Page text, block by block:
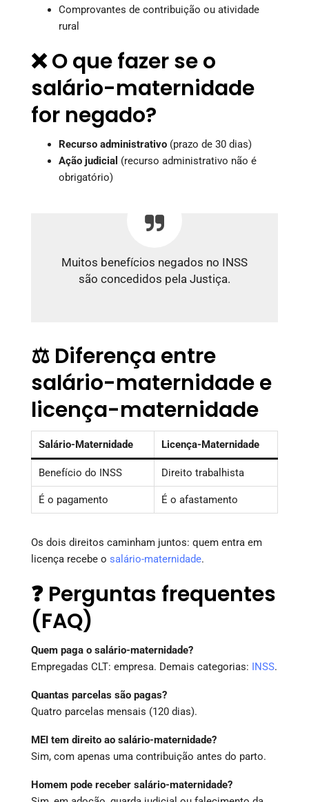
Comprovantes de contribuição ou atividade
rural
❌ O que fazer se o
salário-maternidade
for negado?
Recurso administrativo (prazo de 30 dias)
Ação judicial (recurso administrativo não é
obrigatório)
Muitos benefícios negados no INSS
são concedidos pela Justiça.
⚖️ Diferença entre
salário-maternidade e
licença-maternidade
Salário-Maternidade Licença-Maternidade
Benefício do INSS Direito trabalhista
É o pagamento É o afastamento
Os dois direitos caminham juntos: quem entra em
licença recebe o salário-maternidade.
❓ Perguntas frequentes
(FAQ)
Quem paga o salário-maternidade?
Empregadas CLT: empresa. Demais categorias: INSS.
Quantas parcelas são pagas?
Quatro parcelas mensais (120 dias).
MEI tem direito ao salário-maternidade?
Sim, com apenas uma contribuição antes do parto.
Homem pode receber salário-maternidade?